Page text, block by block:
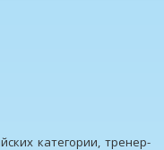
категории, тренер-